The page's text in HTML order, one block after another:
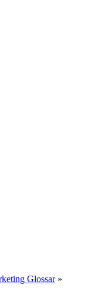
Glossar»